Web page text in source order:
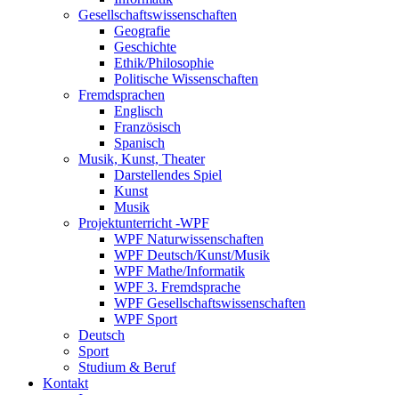
Gesellschaftswissenschaften
Geografie
Geschichte
Ethik/Philosophie
Politische Wissenschaften
Fremdsprachen
Englisch
Französisch
Spanisch
Musik, Kunst, Theater
Darstellendes Spiel
Kunst
Musik
Projektunterricht -WPF
WPF Naturwissenschaften
WPF Deutsch/Kunst/Musik
WPF Mathe/Informatik
WPF 3. Fremdsprache
WPF Gesellschaftswissenschaften
WPF Sport
Deutsch
Sport
Studium & Beruf
Kontakt